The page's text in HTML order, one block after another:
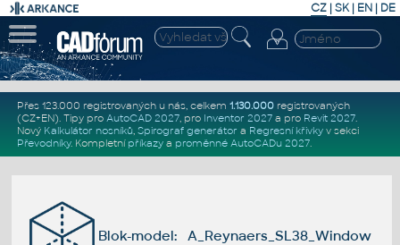
CZ | SK| EN | DE
Přes 123.000 registrovaných u nás, celkem 1.130.000registrovaných
(CZ+EN). Tipy pro AutoCAD 2027, pro Inventor 2027a pro Revit 2027.
Nový Kalkulátor nosníků, Spirograf generátor a Regresní křivkyv sekci
Převodníky. Kompletní příkazya proměnné AutoCADu 2027.
Blok-model: A_Reynaers_SL38_Window